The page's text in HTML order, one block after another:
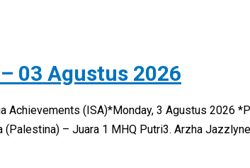
03 Agustus 2026
(ISA)*Monday, 3 Agustus 2026
– Juara 1 MHQ Putri3. Arzha